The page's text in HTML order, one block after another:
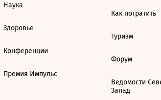
Наука
Здоровье
Конференции
Премия Импульс
Как потратить
Туризм
Форум
Ведомости
Запад